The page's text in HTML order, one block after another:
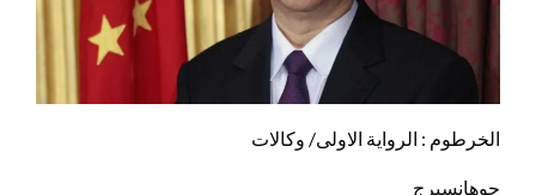
الخرطوم : الرواية الاولى/ وكالات
جوهانسبرج